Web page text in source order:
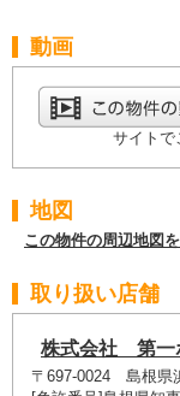
動画
サイトで
地図
この物件の周辺地図を
取り扱い店舗
株式会社 第一
〒697-0024 島根県